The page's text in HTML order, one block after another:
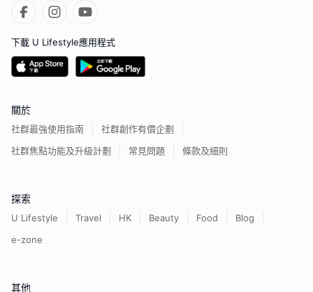
下載 U Lifestyle應用程式
關於
社群最強使用指南
社群創作有價企劃
社群焦點功能及升級計劃
常見問題 條款及細則
探索
U Lifestyle Travel HK Beauty Food
Blog
e-zone
其他